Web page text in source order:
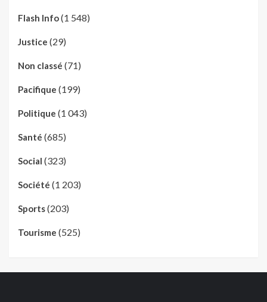
Flash Info(1 548)
Justice (29)
Non classé (71)
Pacifique (199)
Politique (1 043)
Santé (685)
Social (323)
Société (1 203)
Sports(203)
Tourisme (525)